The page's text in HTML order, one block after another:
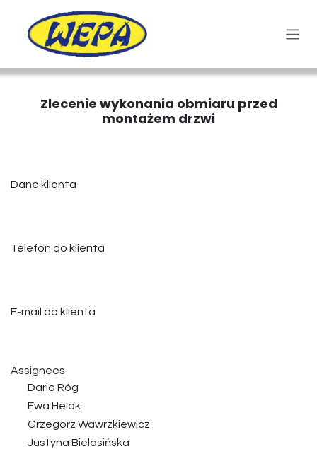
Przejdź do zawartości
Zlecenie wykonania obmiaru przed
montażem drzwi
Dane klienta
Telefon do klienta
E-mail do klienta
Assignees
Daria Róg
Ewa Helak
Grzegorz Wawrzkiewicz
Justyna Bielasińska